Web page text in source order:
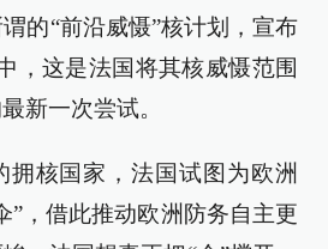
的“前沿威慑”核计划，宣布
，这是法国将其核威慑范围
新一次尝试。
拥核国家，法国试图为欧洲
”，借此推动欧洲防务自主更